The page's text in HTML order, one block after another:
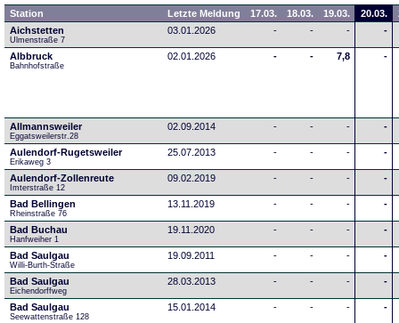
Station Letzte Meldung 17.03. 18.03. 19.03. 20.03.
Aichstetten
Ulmenstraße 7
03.01.2026 - - - -
Albbruck
Bahnhofstraße
02.01.2026 - - 7,8 -
Allmannsweiler
Eggatsweilerstr.28
02.09.2014 - - - -
Aulendorf-Rugetsweiler
Erikaweg 3
25.07.2013 - - - -
Aulendorf-Zollenreute
Imterstraße 12
09.02.2019 - - - -
Bad Bellingen
Rheinstraße 76
13.11.2019 - - - -
Bad Buchau
Hanfweiher 1
19.11.2020 - - - -
Bad Saulgau
Willi-Burth-Straße
19.09.2011 - - - -
Bad Saulgau
Eichendorffweg
28.03.2013 - - - -
Bad Saulgau
Seewattenstraße 128
15.01.2014 - - - -